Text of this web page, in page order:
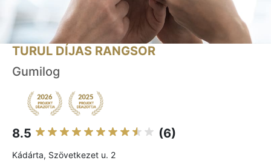
TURUL DÍJAS RANGSOR
Gumilog
8.5 (6)
Kádárta, Szövetkezet u. 2